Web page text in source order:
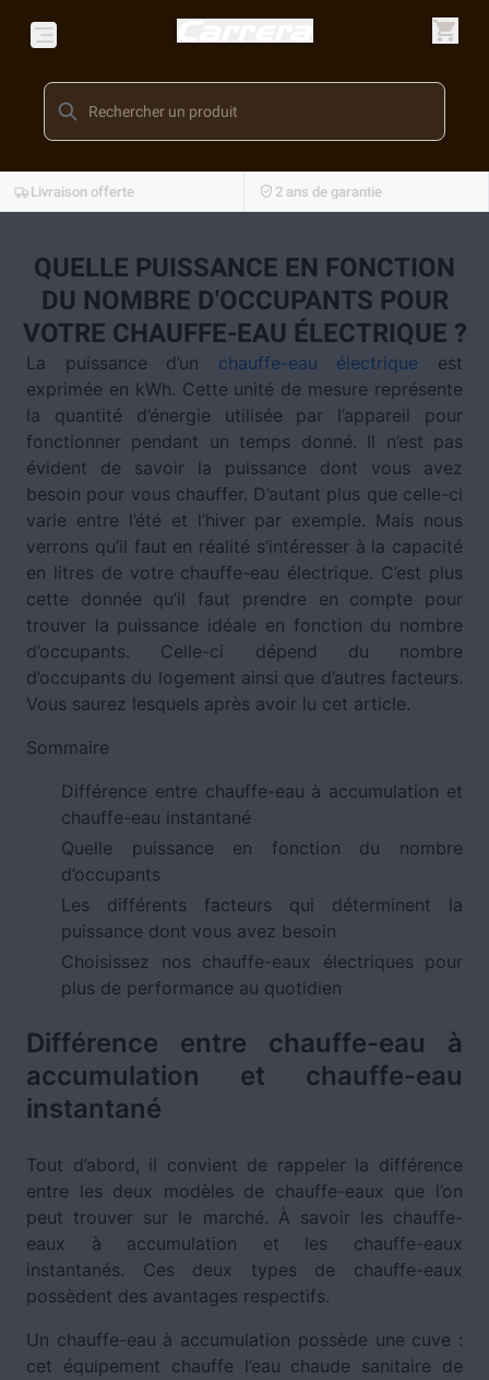
Livraison offerte 2 ans de garantie
QUELLE PUISSANCE EN FONCTION
DU NOMBRE D'OCCUPANTS POUR
VOTRE CHAUFFE-EAU ÉLECTRIQUE ?
La puissance d’un chauffe-eau électrique est
exprimée en kWh. Cette unité de mesure représente
la quantité d’énergie utilisée par l’appareil pour
fonctionner pendant un temps donné. Il n’est pas
évident de savoir la puissance dont vous avez
besoin pour vous chauffer. D’autant plus que celle-ci
varie entre l’été et l’hiver par exemple. Mais nous
verrons qu’il faut en réalité s’intéresser à la capacité
en litres de votre chauffe-eau électrique. C’est plus
cette donnée qu’il faut prendre en compte pour
trouver la puissance idéale en fonction du nombre
d’occupants. Celle-ci dépend du nombre
d’occupants du logement ainsi que d’autres facteurs.
Vous saurez lesquels après avoir lu cet article.
Sommaire
Différence entre chauffe-eau à accumulation et
chauffe-eau instantané
Quelle puissance en fonction du nombre
d’occupants
Les différents facteurs qui déterminent la
puissance dont vous avez besoin
Choisissez nos chauffe-eaux électriques pour
plus de performance au quotidien
Différence entre chauffe-eau à
accumulation et chauffe-eau
instantané
Tout d’abord, il convient de rappeler la différence
entre les deux modèles de chauffe-eaux que l’on
peut trouver sur le marché. À savoir les chauffe-
eaux à accumulation et les chauffe-eaux
instantanés. Ces deux types de chauffe-eaux
possèdent des avantages respectifs.
Un chauffe-eau à accumulation possède une cuve :
cet équipement chauffe l’eau chaude sanitaire de